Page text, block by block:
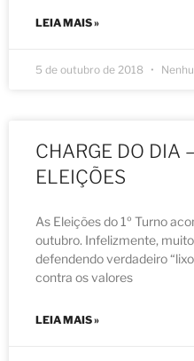
LEIA MAIS »
5 de outubro de 2018
CHARGE DO DIA
ELEIÇÕES
As Eleições do 1º Turno
outubro. Infelizmente,
defendendo verdadeiro
contra os valores
LEIA MAIS »